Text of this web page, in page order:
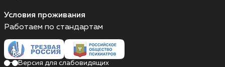
Условия проживания
Работаем по стандартам
Версия для слабовидящих